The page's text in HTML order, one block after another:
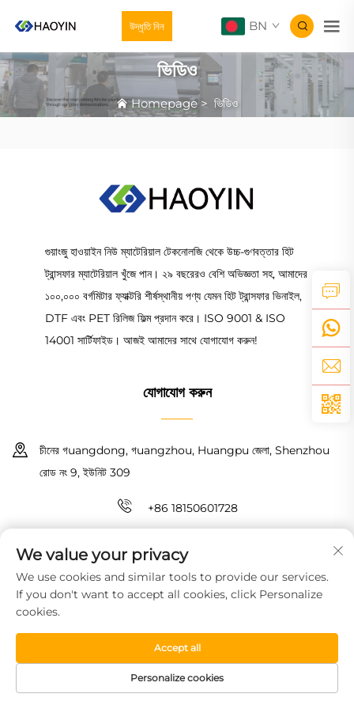
উদ্ধৃতি নিন BN
ভিডিও
Homepage> ভিডিও
গুয়াংজু হাওয়াইন নিউ ম্যাটেরিয়াল টেকনোলজি থেকে উচ্চ-গুণবত্তার হিট
ট্রান্সফার ম্যাটেরিয়াল খুঁজে পান। ২৯ বছরেরও বেশি অভিজ্ঞতা সহ, আমাদের
১০০,০০০ বর্গমিটার ফ্যাক্টরি শীর্ষস্থানীয় পণ্য যেমন হিট ট্রান্সফার ভিনাইল,
DTF এবং PET রিলিজ ফিল্ম প্রদান করে। ISO 9001 & ISO
14001 সার্টিফাইড। আজই আমাদের সাথে যোগাযোগ করুন!
যোগাযোগ করুন
চীনের গuangdong, গuangzhou, Huangpu জেলা, Shenzhou
রোড নং 9, ইউনিট 309
+86 18150601728
কপিরাইট © 2026 গুয়াংঝো হাওইন নিউ ম্যাটেরিয়াল টেকনোলজি কো., লিমিটেড। সমস্ত অধিকার
সংরক্ষিত। গোপনীয়তা নীতি
HOMEPAGE পণ্য সামগ্রী বিনামূল্যে নমুনা টেলিফোন
We value your privacy
We use cookies and similar tools to provide our services.
If you don't want to accept all cookies, click Personalize
cookies.
Personalize cookies
Accept all